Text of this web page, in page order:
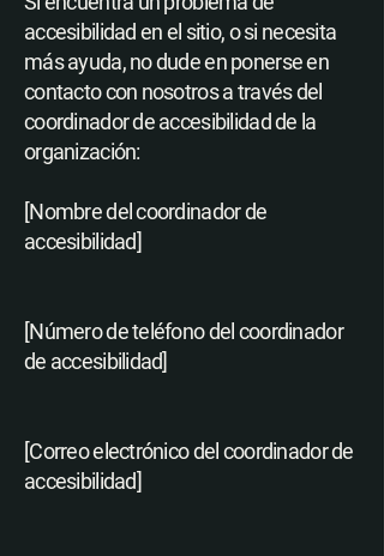
accesibilidad en el sitio, o si necesita
más ayuda, no dude en ponerse en
contacto con nosotros a través del
coordinador de accesibilidad de la
organización:
[Nombre del coordinador de
accesibilidad]
[Número de teléfono del coordinador
de accesibilidad]
[Correo electrónico del coordinador de
accesibilidad]